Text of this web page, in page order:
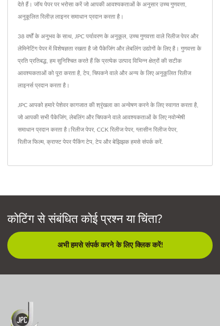
देते हैं। जॉय पेपर पर भरोसा करें जो आपकी आवश्यकताओं के अनुसार उच्च गुणवत्ता,
अनुकूलित रिलीज़ लाइनर समाधान प्रदान करता है।
38 वर्षों के अनुभव के साथ, JPC पर्यावरण के अनुकूल, उच्च गुणवत्ता वाले रिलीज पेपर और
लेमिनेटिंग पेपर में विशेषज्ञता रखता है जो पैकेजिंग और लेबलिंग उद्योगों के लिए है। गुणवत्ता के
प्रति प्रतिबद्ध, हम सुनिश्चित करते हैं कि प्रत्येक उत्पाद विभिन्न क्षेत्रों की सटीक
आवश्यकताओं को पूरा करता है, टेप, चिपकने वाले और अन्य के लिए अनुकूलित रिलीज
लाइनर्स प्रदान करता है।
JPC आपको हमारे पेशेवर कागजात की श्रृंखला का अन्वेषण करने के लिए स्वागत करता है,
जो आपकी सभी पैकेजिंग, लेबलिंग और चिपकने वाले आवश्यकताओं के लिए नवोन्मेषी
समाधान प्रदान करता है।रिलीज पेपर, CCK रिलीज पेपर, ग्लासीन रिलीज पेपर,
रिलीज फिल्म, क्राफ्ट पेपर पैकिंग टेप टेप और बेझिझक हमसे संपर्क करें.
कोटिंग से संबंधित कोई प्रश्न या चिंता?
अभी हमसे संपर्क करने के लिए क्लिक करें!